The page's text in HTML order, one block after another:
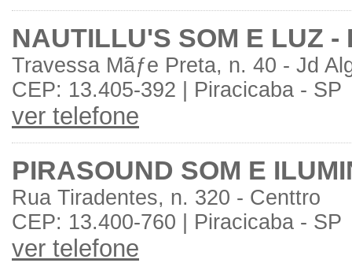
NAUTILLU'S SOM E LUZ -
Travessa Mãƒe Preta, n. 40 - Jd
CEP: 13.405-392 | Piracicaba - SP
ver telefone
PIRASOUND SOM E
Rua Tiradentes, n. 320 - Centtro
CEP: 13.400-760 | Piracicaba - SP
ver telefone